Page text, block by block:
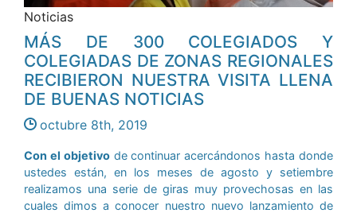
Noticias
MÁS DE 300 COLEGIADOS Y
COLEGIADAS DE ZONAS REGIONALES
RECIBIERON NUESTRA VISITA LLENA
DE BUENAS NOTICIAS
octubre 8th, 2019
Con el objetivode continuar acercándonos hasta donde
ustedes están, en los meses de agosto y setiembre
realizamos una serie de giras muy provechosas en las
cuales dimos a conocer nuestro nuevo lanzamiento de